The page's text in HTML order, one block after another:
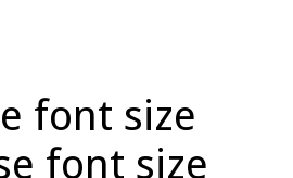
font size
font size